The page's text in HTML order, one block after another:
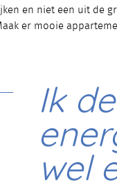
en niet een uit de
er mooie
Ik
wel